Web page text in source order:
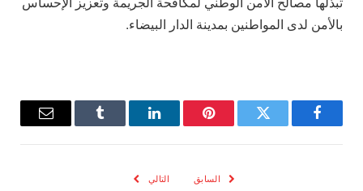
بالأمن لدى المواطنين بمدينة الدار البيضاء.
فيسبوك تويتر بينتيريستلينكدإن Tumblr
البريد
السابق التالي